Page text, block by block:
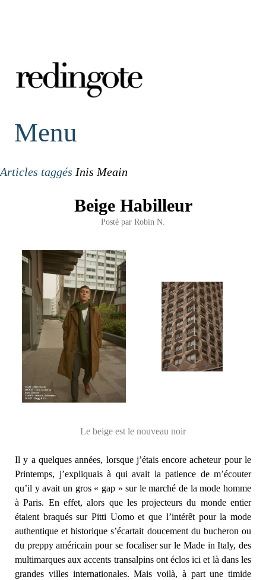
redingote.
Menu
Articles taggés Inis Meain
Beige Habilleur
Posté par Robin N.
Le beige est le nouveau noir
Il y a quelques années, lorsque j’étais encore acheteur pour le
Printemps, j’expliquais à qui avait la patience de m’écouter
qu’il y avait un gros « gap » sur le marché de la mode homme
à Paris. En effet, alors que les projecteurs du monde entier
étaient braqués sur Pitti Uomo et que l’intérêt pour la mode
authentique et historique s’écartait doucement du bucheron ou
du preppy américain pour se focaliser sur le Made in Italy, des
multimarques aux accents transalpins ont éclos ici et là dans les
grandes villes internationales. Mais voilà, à part une timide